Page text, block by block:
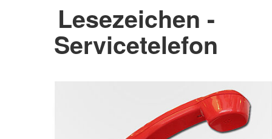
Lesezeichen -
Servicetelefon